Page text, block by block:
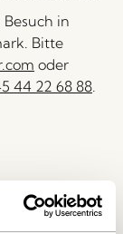
in
Bitte
oder
44 22 68 88.